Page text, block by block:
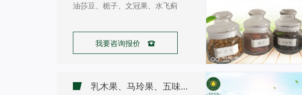
油莎豆、栀子、文冠果、水飞蓟
我要咨询报价 
乳木果、马玲果、五味子梗、五倍子